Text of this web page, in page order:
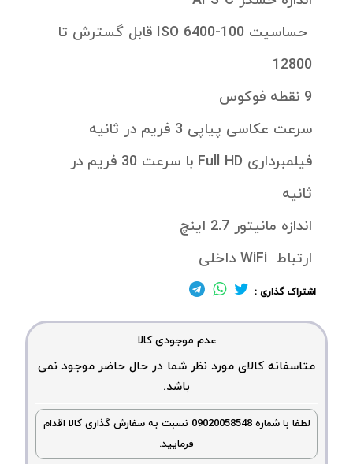
حساسیت 100-6400 ISO قابل گسترش تا
12800
9 نقطه فوکوس
سرعت عکاسی پیاپی 3 فریم در ثانیه
فیلمبرداری Full HD با سرعت 30 فریم در
ثانیه
اندازه مانیتور 2.7 اینچ
ارتباط WiFi داخلی
اشتراک گذاری :
عدم موجودی کالا
متاسفانه کالای مورد نظر شما در حال حاضر موجود نمی
باشد.
لطفا با شماره 09020058548 نسبت به سفارش گذاری کالا اقدام
فرمایید.